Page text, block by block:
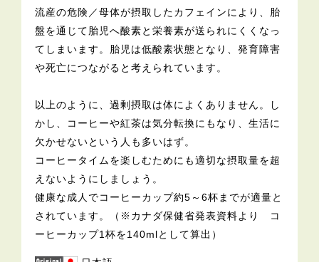
流産の危険／母体が摂取したカフェインにより、胎
盤を通じて胎児へ酸素と栄養素が送られにくくなっ
てしまいます。胎児は低酸素状態となり、発育障害
や死亡につながると考えられています。
以上のように、過剰摂取は体によくありません。し
かし、コーヒーや紅茶は気分転換にもなり、生活に
欠かせないという人も多いはず。
コーヒータイムを楽しむためにも適切な摂取量を超
えないようにしましょう。
健康な成人でコーヒーカップ約5～6杯までが適量と
されています。（※カナダ保健省発表資料より コ
ーヒーカップ1杯を140mlとして算出）